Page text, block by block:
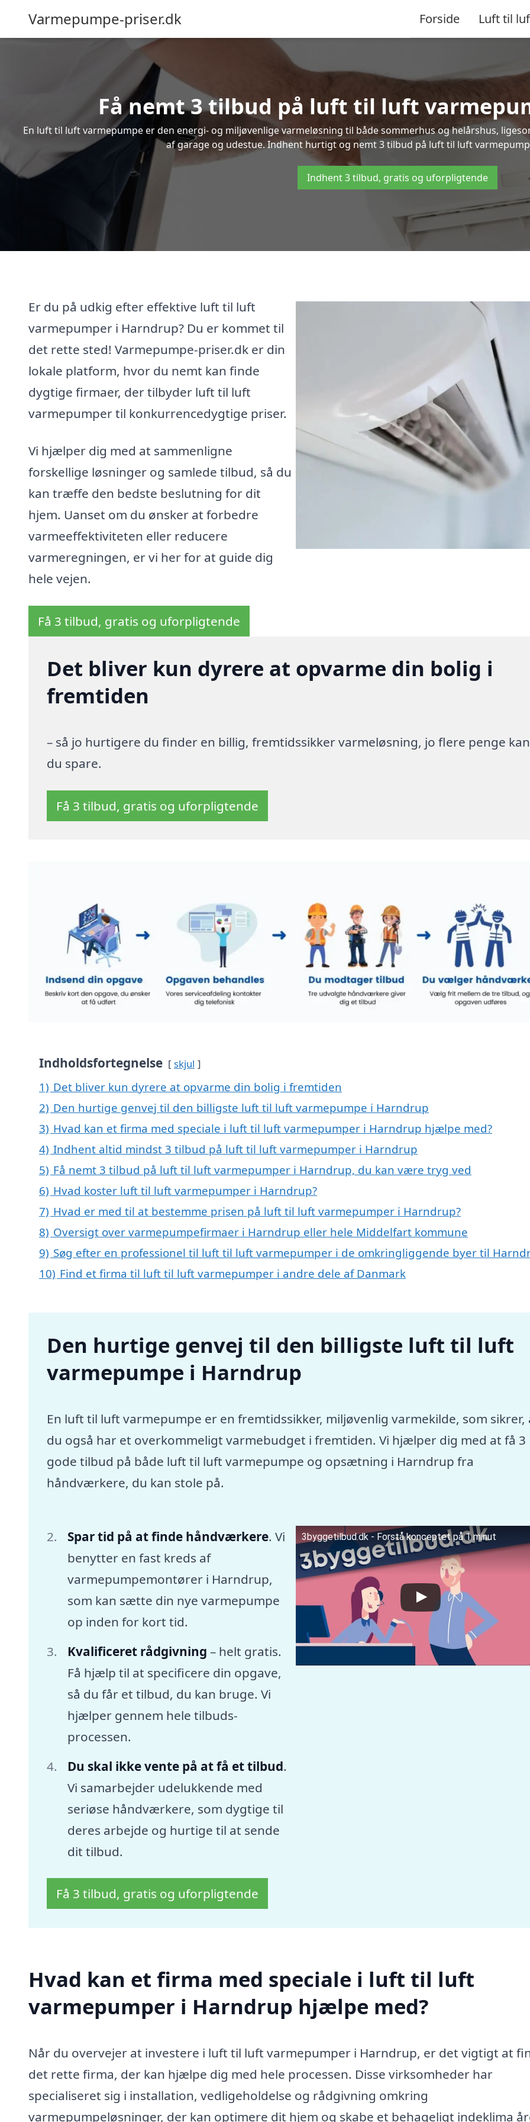
Varmepumpe-priser.dk Forside Luft til
Få nemt 3 tilbud på luft til luft
En luft til luft varmepumpe er den energi- og miljøvenlige varmeløsning til både sommerhus og helårshus,
af garage og udestue. Indhent hurtigt og nemt 3 tilbud på luft til luft
Indhent 3 tilbud, gratis og uforpligtende
Er du på udkig efter effektive luft til luft
varmepumper i Harndrup? Du er kommet til
det rette sted! Varmepumpe-priser.dk er din
lokale platform, hvor du nemt kan finde
dygtige firmaer, der tilbyder luft til luft
varmepumper til konkurrencedygtige priser.
Vi hjælper dig med at sammenligne
forskellige løsninger og samlede tilbud, så du
kan træffe den bedste beslutning for dit
hjem. Uanset om du ønsker at forbedre
varmeeffektiviteten eller reducere
varmeregningen, er vi her for at guide dig
hele vejen.
Få 3 tilbud, gratis og uforpligtende
Det bliver kun dyrere at opvarme din bolig i
fremtiden
– så jo hurtigere du finder en billig, fremtidssikker varmeløsning, jo flere penge kan
du spare.
Få 3 tilbud, gratis og uforpligtende
Indholdsfortegnelse skjul
1) Det bliver kun dyrere at opvarme din bolig i fremtiden
2) Den hurtige genvej til den billigste luft til luft varmepumpe i Harndrup
3) Hvad kan et firma med speciale i luft til luft varmepumper i Harndrup hjælpe med?
4) Indhent altid mindst 3 tilbud på luft til luft varmepumper i Harndrup
5) Få nemt 3 tilbud på luft til luft varmepumper i Harndrup, du kan være tryg ved
6) Hvad koster luft til luft varmepumper i Harndrup?
7) Hvad er med til at bestemme prisen på luft til luft varmepumper i Harndrup?
8) Oversigt over varmepumpefirmaer i Harndrup eller hele Middelfart kommune
9) Søg efter en professionel til luft til luft varmepumper i de omkringliggende byer til
10) Find et firma til luft til luft varmepumper i andre dele af Danmark
Den hurtige genvej til den billigste luft til luft
varmepumpe i Harndrup
En luft til luft varmepumpe er en fremtidssikker, miljøvenlig varmekilde, som sikrer,
du også har et overkommeligt varmebudget i fremtiden. Vi hjælper dig med at få 3
gode tilbud på både luft til luft varmepumpe og opsætning i Harndrup fra
håndværkere, du kan stole på.
Spar tid på at finde håndværkere. Vi
benytter en fast kreds af
varmepumpemontører i Harndrup,
som kan sætte din nye varmepumpe
op inden for kort tid.
Kvalificeret rådgivning – helt gratis.
Få hjælp til at specificere din opgave,
så du får et tilbud, du kan bruge. Vi
hjælper gennem hele tilbuds-
processen.
Du skal ikke vente på at få et tilbud.
Vi samarbejder udelukkende med
seriøse håndværkere, som dygtige til
deres arbejde og hurtige til at sende
dit tilbud.
3byggetilbud.dk - Forstå konceptet på 1 minut
Få 3 tilbud, gratis og uforpligtende
Hvad kan et firma med speciale i luft til luft
varmepumper i Harndrup hjælpe med?
Når du overvejer at investere i luft til luft varmepumper i Harndrup, er det vigtigt at
det rette firma, der kan hjælpe dig med hele processen. Disse virksomheder har
specialiseret sig i installation, vedligeholdelse og rådgivning omkring
varmepumpeløsninger, der kan optimere dit hjem og skabe et behageligt indeklima